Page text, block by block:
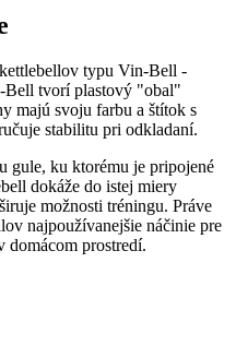
typu Vin-Bell -
Bell tvorí plastový "obal"
majú svoju farbu a štítok s
stabilitu pri odkladaní.
gule, ku ktorému je pripojené
dokáže do istej miery
možnosti tréningu. Práve
najpoužívanejšie náčinie pre
domácom prostredí.